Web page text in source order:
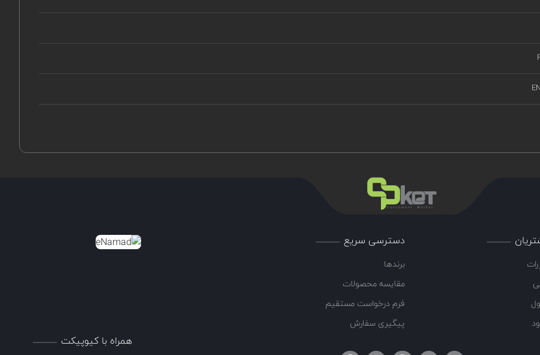
دسترسی سریع
برندها
مقایسه محصولات
فرم درخواست مستقیم
پیگیری سفارش
همراه با کیوپیکت